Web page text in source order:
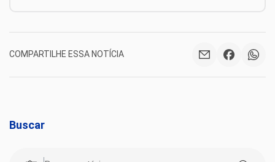
COMPARTILHE ESSA NOTÍCIA
Buscar